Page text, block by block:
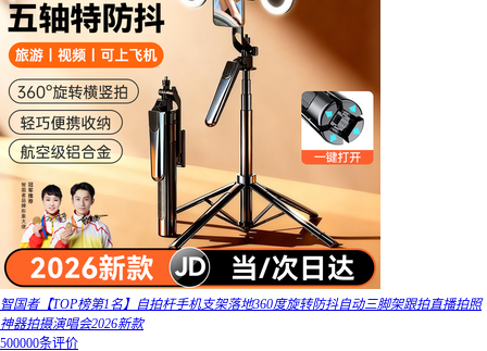
智国者【TOP榜第1名】自拍杆手机支架落地360度旋转防抖自动三脚架跟拍直播拍照
神器拍摄演唱会2026新款
500000条评价